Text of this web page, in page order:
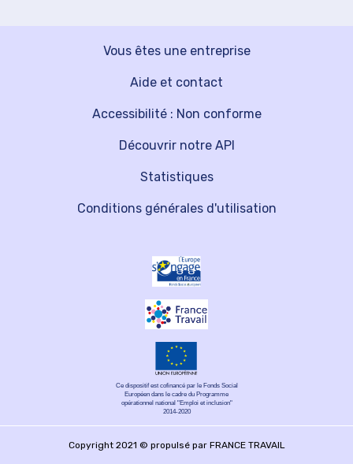
Vous êtes une entreprise
Découvrir notre API
Aide et contact
Statistiques
Accessibilité : Non conforme
Conditions générales d'utilisation
Ce dispositif est cofinancé par le Fonds Social
Européen dans le cadre du Programme
opérationnel national "Emploi et inclusion"
2014-2020
Copyright 2021 © propulsé par FRANCE TRAVAIL